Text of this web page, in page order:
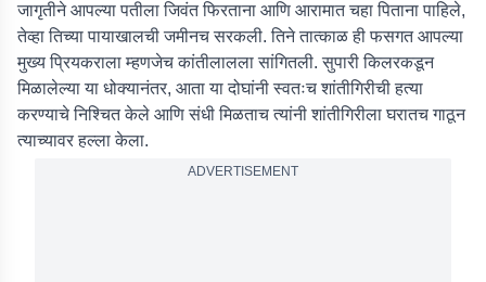
जागृतीने आपल्या पतीला जिवंत फिरताना आणि आरामात चहा पिताना पाहिले,
तेव्हा तिच्या पायाखालची जमीनच सरकली. तिने तात्काळ ही फसगत आपल्या
मुख्य प्रियकराला म्हणजेच कांतीलालला सांगितली. सुपारी किलरकडून
मिळालेल्या या धोक्यानंतर, आता या दोघांनी स्वतःच शांतीगिरीची हत्या
करण्याचे निश्चित केले आणि संधी मिळताच त्यांनी शांतीगिरीला घरातच गाठून
त्याच्यावर हल्ला केला.
ADVERTISEMENT